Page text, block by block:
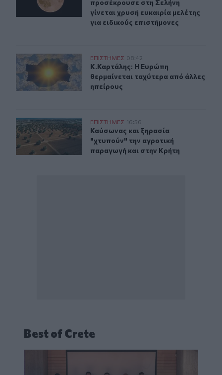
προσέκρουσε στη Σελήνη
γίνεται χρυσή ευκαιρία μελέτης
για ειδικούς επιστήμονες
Κ.Καρτάλης: Η Ευρώπη θερμαίνεται ταχύτερα από
ΕΠΙΣΤΗΜΕΣ 08:42
Κ.Καρτάλης: Η Ευρώπη
Κ.Καρτάλης: Η Ευρώπη
θερμαίνεται ταχύτερα από άλλες
ηπείρους
Καύσωνας και ξηρασία "χτυπούν" την αγροτική
ΕΠΙΣΤΗΜΕΣ 16:56
Καύσωνας και ξηρασία "χτυπούν"
Καύσωνας και ξηρασία
"χτυπούν" την αγροτική
παραγωγή και στην Κρήτη
Best of Crete